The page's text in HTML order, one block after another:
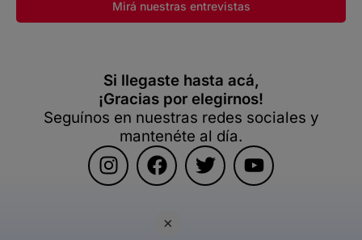
×
Mirá nuestras entrevistas
Si llegaste hasta acá,
¡Gracias por elegirnos!
Seguínos en nuestras redes sociales y
mantenéte al día.